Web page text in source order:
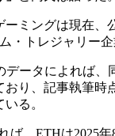
ーミングは現在、
・トレジャリー企
データによれば、
おり、記事執筆時
る。
ば、ETHは2025